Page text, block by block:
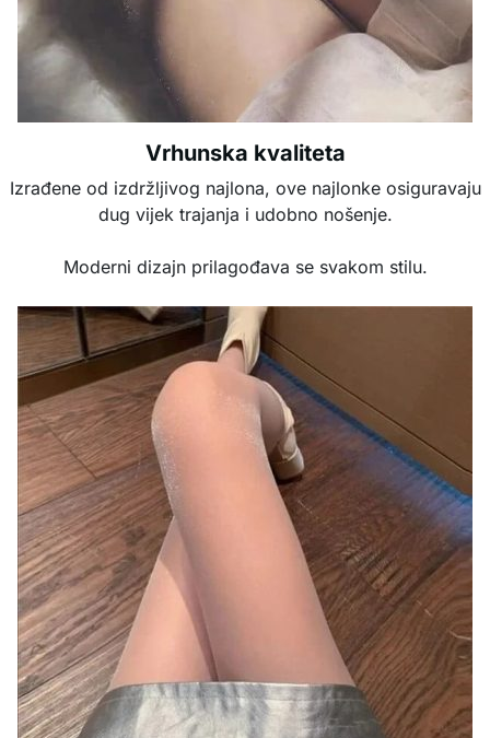
Vrhunska kvaliteta
Izrađene od izdržljivog najlona, ove najlonke osiguravaju
dug vijek trajanja i udobno nošenje.
Moderni dizajn prilagođava se svakom stilu.